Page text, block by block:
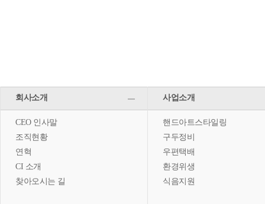
회사소개
CEO 인사말
조직현황
연혁
CI 소개
찾아오시는 길
사업소개
핸드아트스타일링
구두정비
우편택배
환경위생
식음지원